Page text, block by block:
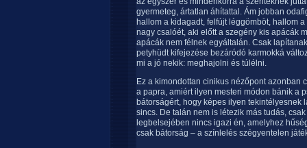
gyermeteg, ártatlan áhítattal. Ám jobban
hallom a kidagadt, felfújt léggömböt, hallom
nagy csalóét, aki előtt a szegény kis apácák
apácák nem félnek egyáltalán. Csak
petyhüdt kifejezése bezáródó karmokká
mi a jó nekik: meghajolni és túlélni.
Ez a kimondottan cinikus nézőpont azonban
a papra, amiért ilyen mesteri módon bánik a
bátorságért, hogy képes ilyen
sincs. De talán nem is létezik más tudás,
legbelsejében nincs igazi én, amelyhez
csak bátorság – a színlelés szégyentelen